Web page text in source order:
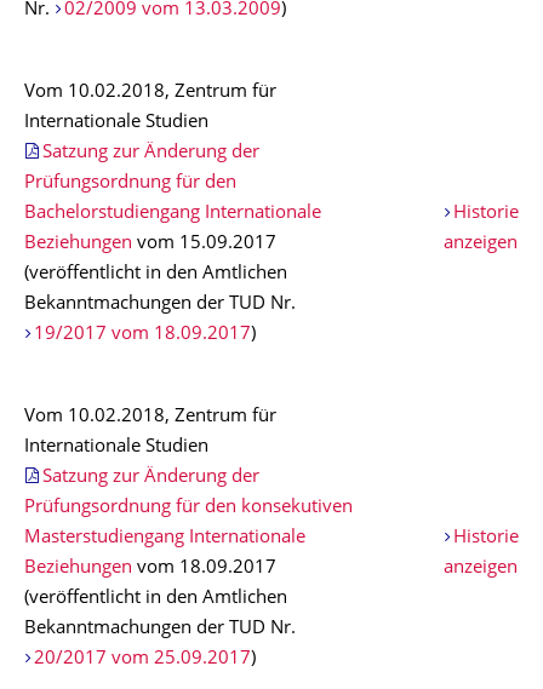
Nr.
02/2009 vom 13.03.2009)
Vom 10.02.2018, Zentrum für
Internationale Studien
Satzung zur Änderung der
Prüfungsordnung für den
Bachelorstudiengang Internationale
Beziehungen vom 15.09.2017
(veröffentlicht in den Amtlichen
Bekanntmachungen der TUD Nr.
19/2017 vom 18.09.2017)
Historie
anzeigen
Vom 10.02.2018, Zentrum für
Internationale Studien
Satzung zur Änderung der
Prüfungsordnung für den konsekutiven
Masterstudiengang Internationale
Beziehungen vom 18.09.2017
(veröffentlicht in den Amtlichen
Bekanntmachungen der TUD Nr.
20/2017 vom 25.09.2017)
Historie
anzeigen